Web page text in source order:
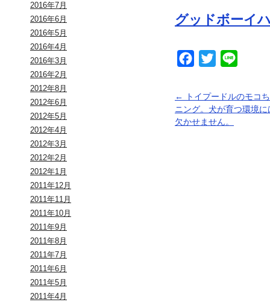
2016年7月
2016年6月
2016年5月
2016年4月
2016年3月
2016年2月
2012年8月
2012年6月
2012年5月
2012年4月
2012年3月
2012年2月
2012年1月
2011年12月
2011年11月
2011年10月
2011年9月
2011年8月
2011年7月
2011年6月
2011年5月
2011年4月
グッドボーイ
Facebook
Twitter
←
トイプードルのモコ
ニング。犬が育つ環境
欠かせません。